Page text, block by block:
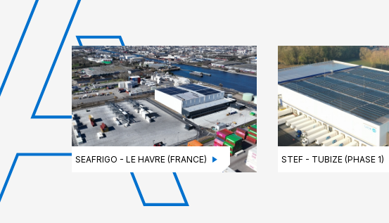
SEAFRIGO - LE HAVRE (FRANCE) STEF - TUBIZE (PHASE 1)